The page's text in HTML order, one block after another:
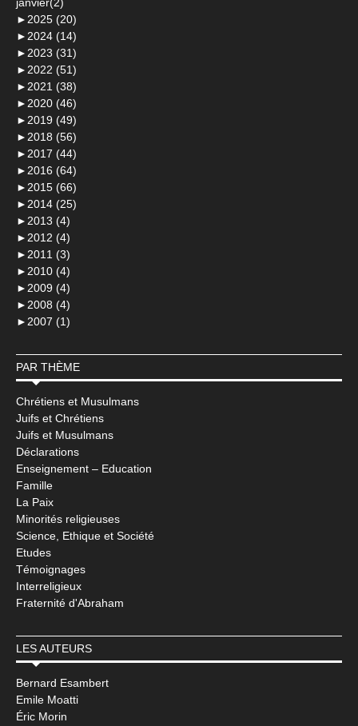
► 2025 (20)
► 2024 (14)
► 2023 (31)
► 2022 (51)
► 2021 (38)
► 2020 (46)
► 2019 (49)
► 2018 (56)
► 2017 (44)
► 2016 (64)
► 2015 (66)
► 2014 (25)
► 2013 (4)
► 2012 (4)
► 2011 (3)
► 2010 (4)
► 2009 (4)
► 2008 (4)
► 2007 (1)
PAR THÈME
Chrétiens et Musulmans
Juifs et Chrétiens
Juifs et Musulmans
Déclarations
Enseignement – Education
Famille
La Paix
Minorités religieuses
Science, Ethique et Société
Etudes
Témoignages
Interreligieux
Fraternité d'Abraham
LES AUTEURS
Bernard Esambert
Emile Moatti
Éric Morin